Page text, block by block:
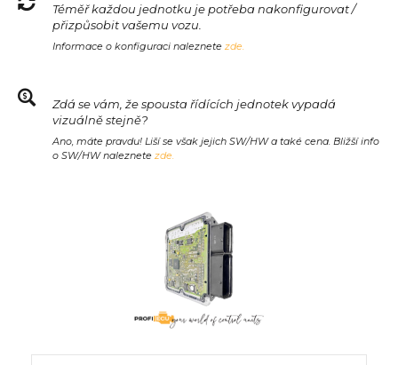
Téměř každou jednotku je potřeba nakonfigurovat /
přizpůsobit vašemu vozu.
Informace o konfiguraci naleznete zde.
Zdá se vám, že spousta řídících jednotek vypadá
vizuálně stejně?
Ano, máte pravdu! Liší se však jejich SW/HW a také cena. Bližší info
o SW/HW naleznete zde.